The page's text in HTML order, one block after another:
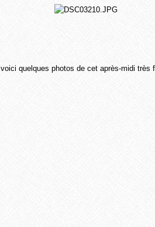
voici quelques photos de cet après-midi très